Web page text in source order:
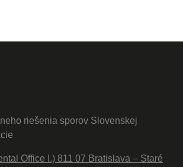
riešenia sporov Slovenskej
Office I.) 811 07 Bratislava – Staré